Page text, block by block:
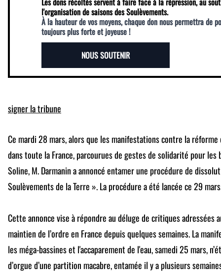
l'organisation de saisons des Soulèvements.
À la hauteur de vos moyens, chaque don nous permettra de
toujours plus forte et joyeuse !
NOUS SOUTENIR
signer la tribune
Ce mardi 28 mars, alors que les manifestations contre la
dans toute la France, parcourues de gestes de solidarité pour les
Soline, M. Darmanin a annoncé entamer une procédure de
Soulèvements de la Terre ». La procédure a été lancée ce 29
Cette annonce vise à répondre au déluge de critiques adressées
maintien de l’ordre en France depuis quelques semaines. La
les méga-bassines et l'accaparement de l'eau, samedi 25 mars,
d’orgue d’une partition macabre, entamée il y a plusieurs